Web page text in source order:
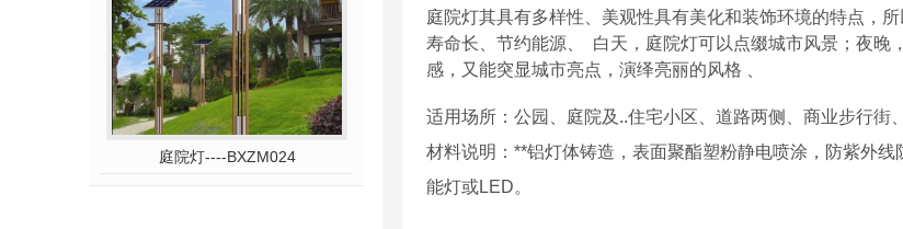
庭院灯----BXZM024
庭院灯其具有多样性、美观性具有美化和装饰环境的特点，
寿命长、节约能源、 白天，庭院灯可以点缀城市风景；夜晚
感，又能突显城市亮点，演绎亮丽的风格 、
适用场所：公园、庭院及..住宅小区、道路两侧、商业步行街
材料说明：**铝灯体铸造，表面聚酯塑粉静电喷涂，防紫外
能灯或LED。